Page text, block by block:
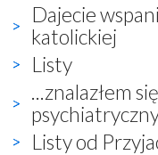
Dajecie
katolickiej
Listy
...znalazłem
Listy od